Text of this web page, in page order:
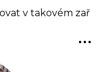
v takovém zař
...